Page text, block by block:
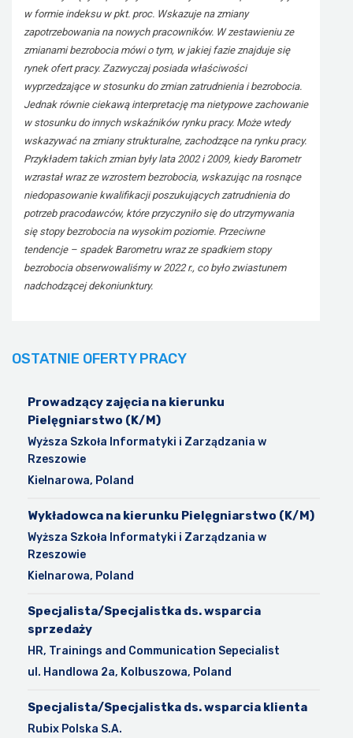
w formie indeksu w pkt. proc. Wskazuje na zmiany
zapotrzebowania na nowych pracowników. W zestawieniu ze
zmianami bezrobocia mówi o tym, w jakiej fazie znajduje się
rynek ofert pracy. Zazwyczaj posiada właściwości
wyprzedzające w stosunku do zmian zatrudnienia i bezrobocia.
Jednak równie ciekawą interpretację ma nietypowe zachowanie
w stosunku do innych wskaźników rynku pracy. Może wtedy
wskazywać na zmiany strukturalne, zachodzące na rynku pracy.
Przykładem takich zmian były lata 2002 i 2009, kiedy Barometr
wzrastał wraz ze wzrostem bezrobocia, wskazując na rosnące
niedopasowanie kwalifikacji poszukujących zatrudnienia do
potrzeb pracodawców, które przyczyniło się do utrzymywania
się stopy bezrobocia na wysokim poziomie. Przeciwne
tendencje – spadek Barometru wraz ze spadkiem stopy
bezrobocia obserwowaliśmy w 2022 r., co było zwiastunem
nadchodzącej dekoniunktury.
OSTATNIE OFERTY PRACY
Prowadzący zajęcia na kierunku
Pielęgniarstwo (K/M)
Wyższa Szkoła Informatyki i Zarządzania w
Rzeszowie
Kielnarowa, Poland
Wykładowca na kierunku Pielęgniarstwo (K/M)
Wyższa Szkoła Informatyki i Zarządzania w
Rzeszowie
Kielnarowa, Poland
Specjalista/Specjalistka ds. wsparcia
sprzedaży
HR, Trainings and Communication Sepecialist
ul. Handlowa 2a, Kolbuszowa, Poland
Specjalista/Specjalistka ds. wsparcia klienta
Rubix Polska S.A.